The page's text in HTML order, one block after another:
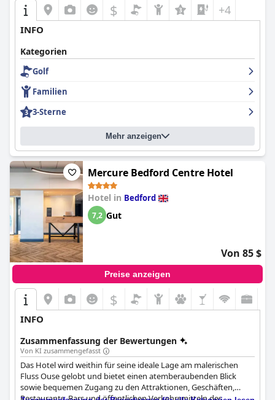
$ +4
INFO
Kategorien
Golf
Familien
3-Sterne
Mehr anzeigen
Mercure Bedford Centre Hotel
Hotel in Bedford
7,2 Gut
Von 85 $
Preise anzeigen
$
INFO
Zusammenfassung der Bewertungen
Von KI zusammengefasst
Das Hotel wird weithin für seine ideale Lage am malerischen
Fluss Ouse gelobt und bietet einen atemberaubenden Blick
sowie bequemen Zugang zu den Attraktionen, Geschäften,